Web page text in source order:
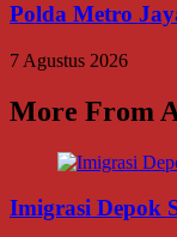
Polda Metro
7 Agustus 2026
More From
Imigrasi Depok